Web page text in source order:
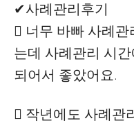
✔사례관리후기
 너무 바빠 사례관
는데 사례관리 시
되어서 좋았어요.
 작년에도 사례관